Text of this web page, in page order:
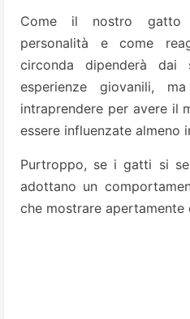
Come il nostro gatto
personalità e come
circonda dipenderà
esperienze giovanili,
intraprendere per avere il
essere influenzate almeno
Purtroppo, se i gatti si
adottano un
che mostrare apertamente